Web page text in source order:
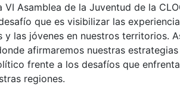
VI Asamblea de la Juventud de la
que es visibilizar las
y las jóvenes en nuestros territorios.
afirmaremos nuestras
frente a los desafíos que
regiones.